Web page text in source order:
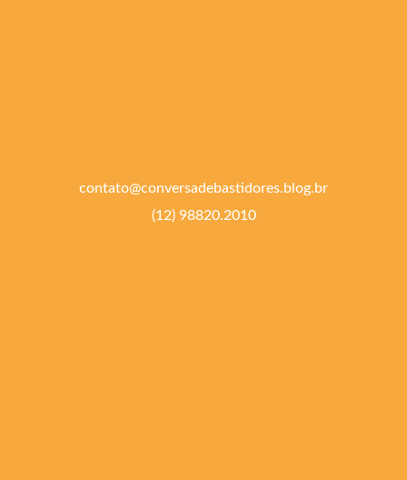
contato@conversadebastidores.blog.br
(12) 98820.2010